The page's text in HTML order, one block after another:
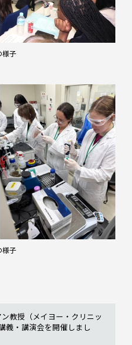
様子
様子
教授（メイヨー・クリニッ
義・講演会を開催しまし